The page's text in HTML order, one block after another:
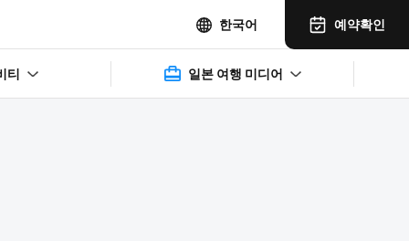
티 일본 여행 미디어
한국어 예약확인